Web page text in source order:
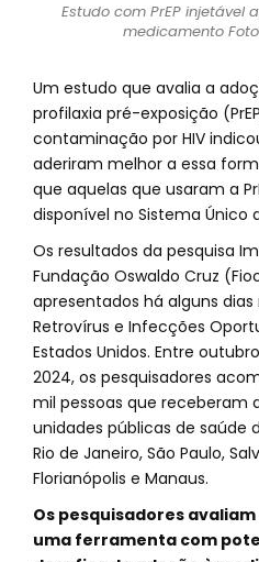
Estudo com PrEP
medicamento
Um estudo que avalia a
profilaxia pré-exposição
contaminação por HIV
aderiram melhor a essa
que aquelas que usaram a
disponível no Sistema Único
Os resultados da pesquisa
Fundação Oswaldo Cruz
apresentados há alguns
Retrovírus e Infecções
Estados Unidos. Entre
2024, os pesquisadores
mil pessoas que receberam
unidades públicas de saúde
Rio de Janeiro, São Paulo,
Florianópolis e Manaus.
Os pesquisadores avaliam
uma ferramenta com